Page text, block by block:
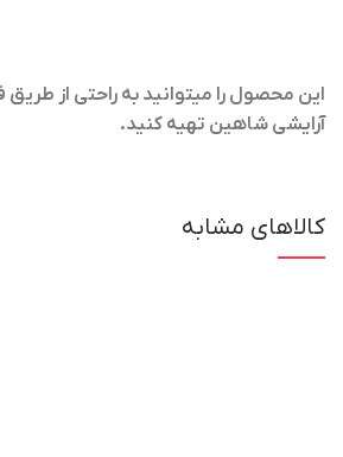
این محصول را میتوانید به راحتی از طریق
آرایشی شاهین تهیه کنید.
کالاهای مشابه